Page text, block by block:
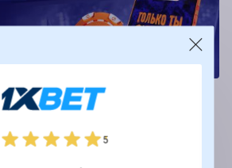
рублей за ставки на РПЛ от БК
5